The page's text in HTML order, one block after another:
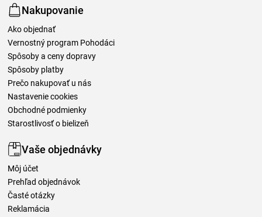
Nakupovanie
Ako objednať
Vernostný program Pohodáci
Spôsoby a ceny dopravy
Spôsoby platby
Prečo nakupovať u nás
Nastavenie cookies
Obchodné podmienky
Starostlivosť o bielizeň
Vaše objednávky
Môj účet
Prehľad objednávok
Časté otázky
Reklamácia